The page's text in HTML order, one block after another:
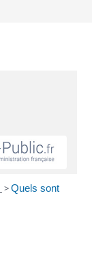
>Quels sont